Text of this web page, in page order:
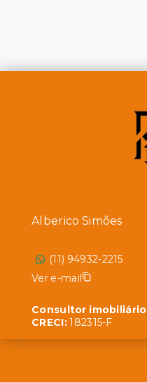
Alberico Simões
(11) 94932-2215
Ver e-mail
Consultor imobiliário
CRECI:182315-F